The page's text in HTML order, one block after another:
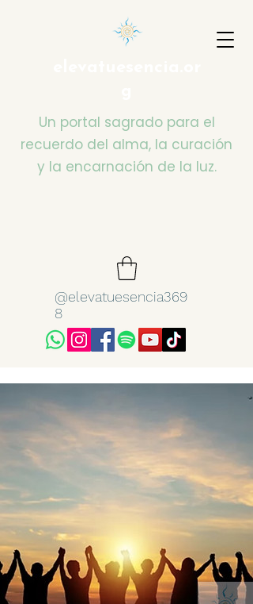
Un portal sagrado para el
recuerdo del alma, la curación
y la encarnación de la luz.
@elevatuesencia369
8